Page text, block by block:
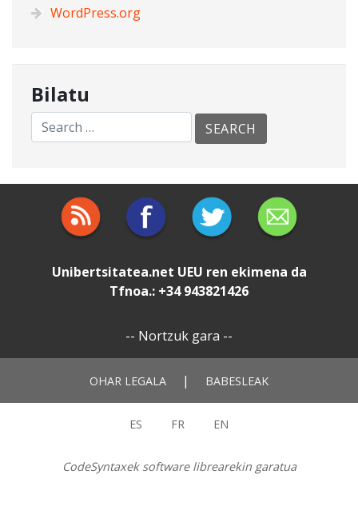
WordPress.org
Bilatu
Unibertsitatea.net UEU ren ekimena da
Tfnoa.: +34 943821426
-- Nortzuk gara --
OHAR LEGALA | BABESLEAK
ES FR EN
CodeSyntaxek software librearekin garatua